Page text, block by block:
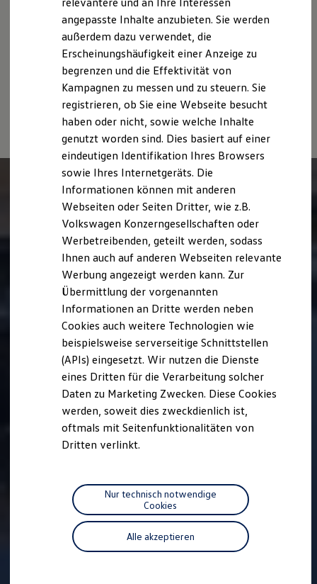
ID. Software Versionen und Updates
Digitale Extras
Schnittstellen zu Ihrem ID.
Marke und Erlebnis
Volkswagen R und R Experience
R-Modelle
R Experience
Driving Experience
Volkswagen entdecken
Werkbesichtigung
Lifestyle Shop
T-Roc Kollektion
Golf Kollektion
Volkswagen Kollektion
R-Kollektion
GTI Kollektion
Fußball Drop
we drive football
#wedriveproud
Besitzer und Service
myVolkswagen
Software Updates
Service und Ersatzteile
Inspektion und HU/AU
Reparaturen und Checks
Motorenöl und Flüssigkeiten
Räder und Reifen
Pannen- und Unfallhilfe
Economy Service
Volkswagen Teile
Zubehör
Modellspezifisches Zubehör
Individualisieren
Wallbox und Ladekabel
Digitale Extras
Dienste für Ihr Modell finden
Volkswagen Apps, Login und Shop
Handy und Fahrzeug verbinden
zwischen den verschiedenen Fahrzeugtypen.
Zusatzausstattungen undZubehör(Anbauteile, Reifenformat
usw.) können relevante Fahrzeugparameter, wie
Rollwiderstand und Aerodynamik verändern und neben
Witterungs- und Verkehrsbedingungen sowie dem
individuellen Fahrverhalten den Kraftstoffverbrauch, den
Stromverbrauch, die CO₂-Emissionen und die
Fahrleistungswerte eines Fahrzeugs beeinflussen.
angepasste Inhalte anzubieten. Sie werden
außerdem dazu verwendet, die
Erscheinungshäufigkeit einer Anzeige zu
begrenzen und die Effektivität von
Kampagnen zu messen und zu steuern. Sie
registrieren, ob Sie eine Webseite besucht
haben oder nicht, sowie welche Inhalte
genutzt worden sind. Dies basiert auf einer
eindeutigen Identifikation Ihres Browsers
sowie Ihres Internetgeräts. Die
Informationen können mit anderen
Webseiten oder Seiten Dritter, wie z.B.
Volkswagen Konzerngesellschaften oder
Werbetreibenden, geteilt werden, sodass
Ihnen auch auf anderen Webseiten relevante
Werbung angezeigt werden kann. Zur
Übermittlung der vorgenannten
Informationen an Dritte werden neben
Cookies auch weitere Technologien wie
beispielsweise serverseitige Schnittstellen
(APIs) eingesetzt. Wir nutzen die Dienste
eines Dritten für die Verarbeitung solcher
Daten zu Marketing Zwecken. Diese Cookies
werden, soweit dies zweckdienlich ist,
oftmals mit Seitenfunktionalitäten von
Dritten verlinkt.
Alle akzeptieren
Nur technisch notwendige
Cookies